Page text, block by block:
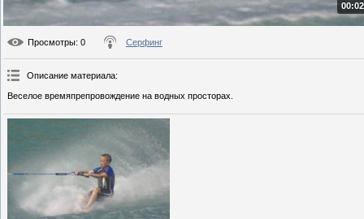
Просмотры: 0 Серфинг
Описание материала:
Веселое времяпрепровождение на водных просторах.